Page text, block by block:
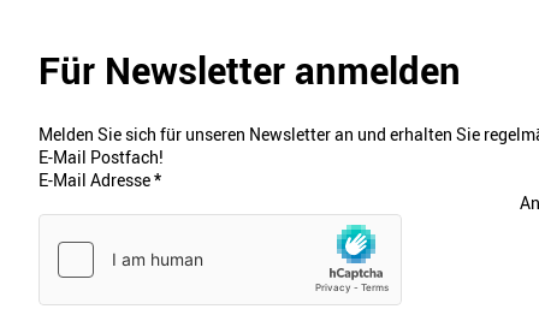
Für Newsletter anmelden
Melden Sie sich für unseren Newsletter an und erhalten Sie
E-Mail Postfach!
E-Mail Adresse*